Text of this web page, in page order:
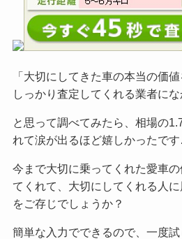
「大切にしてきた車の本当の価
しっかり査定してくれる業者にな
と思って調べてみたら、相場の
れて涙が出るほど嬉しかったで
今まで大切に乗ってくれた愛車
てくれて、大切にしてくれる人
をご存じでしょうか？
簡単な入力でできるので、一度試